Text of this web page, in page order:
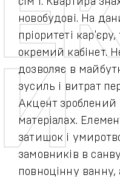
новобудові. На
пріоритеті
окремий кабінет.
дозволяє в
зусиль і витрат
Акцент зроблений
матеріалах.
затишок і
замовників в
повноцінну ванну,